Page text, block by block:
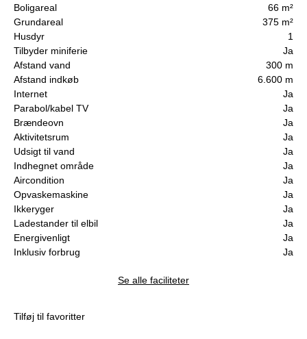
Boligareal
66 m²
Grundareal
375 m²
Husdyr
1
Tilbyder miniferie
Ja
Afstand vand
300 m
Afstand indkøb
6.600 m
Internet
Ja
Parabol/kabel TV
Ja
Brændeovn
Ja
Aktivitetsrum
Ja
Udsigt til vand
Ja
Indhegnet område
Ja
Aircondition
Ja
Opvaskemaskine
Ja
Ikkeryger
Ja
Ladestander til elbil
Ja
Energivenligt
Ja
Inklusiv forbrug
Ja
Se alle faciliteter
Tilføj til favoritter